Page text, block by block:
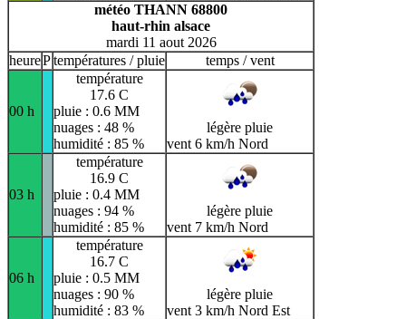
météo THANN 68800
haut-rhin alsace
mardi 11 aout 2026
heurePtempératures / pluie temps / vent
00 h
température
17.6 C
pluie : 0.6 MM
nuages : 48 %
humidité : 85 %
légère pluie
vent 6 km/h Nord
03 h
température
16.9 C
pluie : 0.4 MM
nuages : 94 %
humidité : 85 %
légère pluie
vent 7 km/h Nord
06 h
température
16.7 C
pluie : 0.5 MM
nuages : 90 %
humidité : 83 %
légère pluie
vent 3 km/h Nord Est